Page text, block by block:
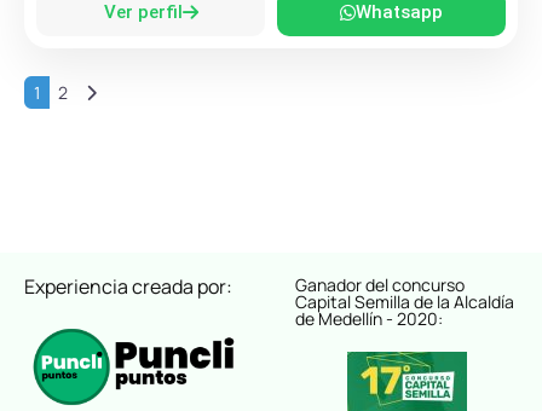
Ver perfil Whatsapp
1 2 Entradas anteriores
Experiencia creada por: Ganador del concurso
Capital Semilla de la Alcaldía
de Medellín - 2020: